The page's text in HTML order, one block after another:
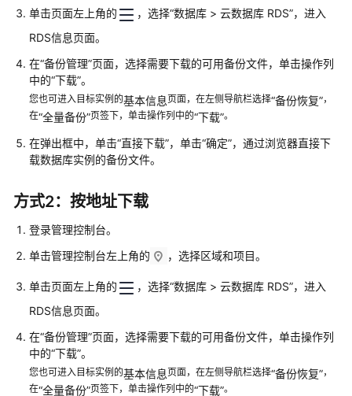
门
内
核
介
绍
户
指
最
佳
实
性
白
皮
书
单击页面左上角的
，选择“数据库 > 云数据库 RDS”，进入
RDS信息页面。
在“备份管理”页面，选择需要下载的可用备份文件，单击操作列
中的“下载”。
您也可进入目标实例的基本信息页面，在左侧导航栏选择“备份恢复”，
在“全量备份”页签下，单击操作列中的“下载”。
在弹出框中，单击“直接下载”，单击“确定”，通过浏览器直接下
载数据库实例的备份文件。
方式2：按地址下载
登录管理控制台。
单击管理控制台左上角的
，选择区域和项目。
单击页面左上角的
，选择“数据库 > 云数据库 RDS”，进入
RDS信息页面。
在“备份管理”页面，选择需要下载的可用备份文件，单击操作列
中的“下载”。
您也可进入目标实例的基本信息页面，在左侧导航栏选择“备份恢复”，
在“全量备份”页签下，单击操作列中的“下载”。